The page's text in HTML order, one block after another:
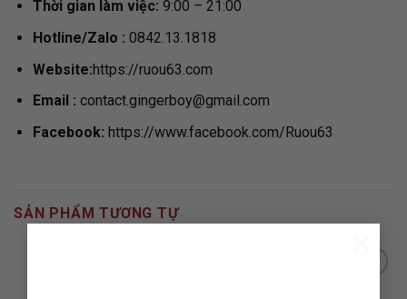
Thời gian làm việc: 9:00 – 21:00
Hotline/Zalo : 0842.13.1818
Website:https://ruou63.com
Email : contact.gingerboy@gmail.com
Facebook: https://www.facebook.com/Ruou63
SẢN PHẨM TƯƠNG TỰ